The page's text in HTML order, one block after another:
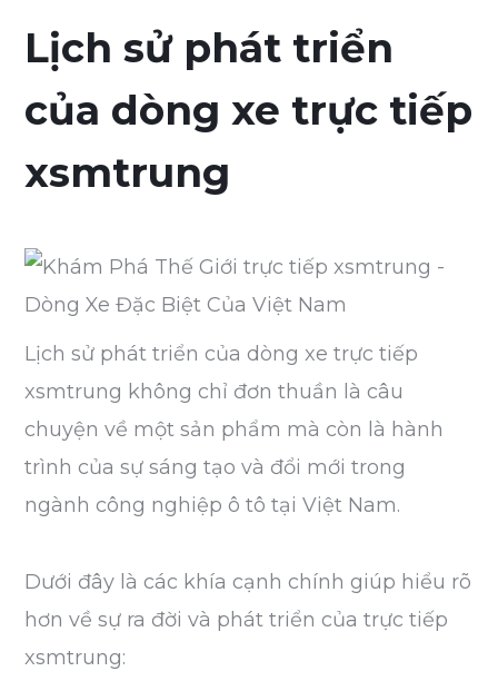
Lịch sử phát triển
của dòng xe trực tiếp
xsmtrung
Lịch sử phát triển của dòng xe trực tiếp
xsmtrung không chỉ đơn thuần là câu
chuyện về một sản phẩm mà còn là hành
trình của sự sáng tạo và đổi mới trong
ngành công nghiệp ô tô tại Việt Nam.
Dưới đây là các khía cạnh chính giúp hiểu rõ
hơn về sự ra đời và phát triển của trực tiếp
xsmtrung: